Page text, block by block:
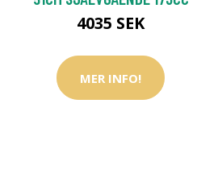
4035 SEK
MER INFO!